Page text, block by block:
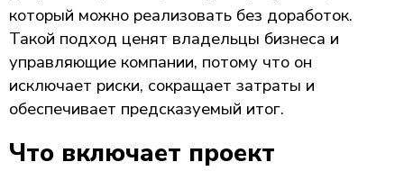
который можно реализовать без доработок.
Такой подход ценят владельцы бизнеса и
управляющие компании, потому что он
исключает риски, сокращает затраты и
обеспечивает предсказуемый итог.
Что включает проект